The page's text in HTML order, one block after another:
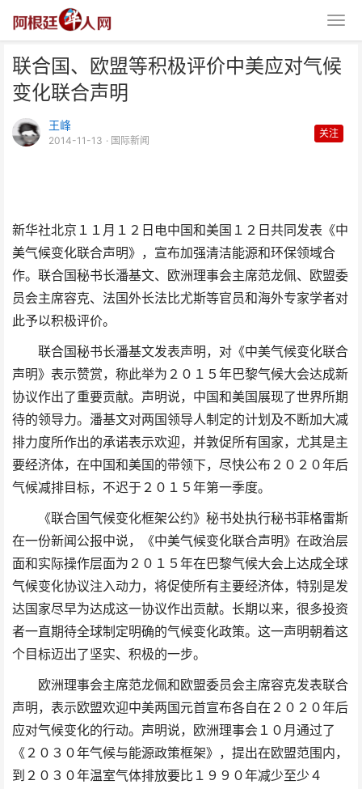
联合国、欧盟等积极评价中美应对气候
变化联合声明
王峰
2014-11-13 · 国际新闻
关注
新华社北京１１月１２日电中国和美国１２日共同发表《中
美气候变化联合声明》，宣布加强清洁能源和环保领域合
作。联合国秘书长潘基文、欧洲理事会主席范龙佩、欧盟委
员会主席容克、法国外长法比尤斯等官员和海外专家学者对
此予以积极评价。
联合国秘书长潘基文发表声明，对《中美气候变化联合
声明》表示赞赏，称此举为２０１５年巴黎气候大会达成新
协议作出了重要贡献。声明说，中国和美国展现了世界所期
待的领导力。潘基文对两国领导人制定的计划及不断加大减
排力度所作出的承诺表示欢迎，并敦促所有国家，尤其是主
要经济体，在中国和美国的带领下，尽快公布２０２０年后
气候减排目标，不迟于２０１５年第一季度。
《联合国气候变化框架公约》秘书处执行秘书菲格雷斯
在一份新闻公报中说，《中美气候变化联合声明》在政治层
面和实际操作层面为２０１５年在巴黎气候大会上达成全球
气候变化协议注入动力，将促使所有主要经济体，特别是发
达国家尽早为达成这一协议作出贡献。长期以来，很多投资
者一直期待全球制定明确的气候变化政策。这一声明朝着这
个目标迈出了坚实、积极的一步。
欧洲理事会主席范龙佩和欧盟委员会主席容克发表联合
声明，表示欧盟欢迎中美两国元首宣布各自在２０２０年后
应对气候变化的行动。声明说，欧洲理事会１０月通过了
《２０３０年气候与能源政策框架》，提出在欧盟范围内，
到２０３０年温室气体排放要比１９９０年减少至少４